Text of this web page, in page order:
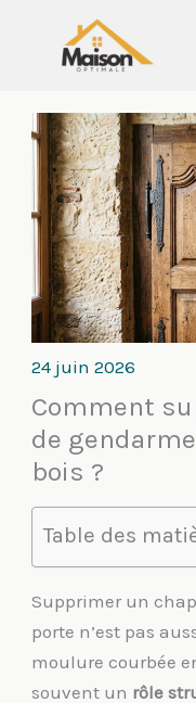
24 juin 2026
Comment
de
bois ?
Table des
Supprimer un
porte n’est pas
moulure courbée
souvent un rôle